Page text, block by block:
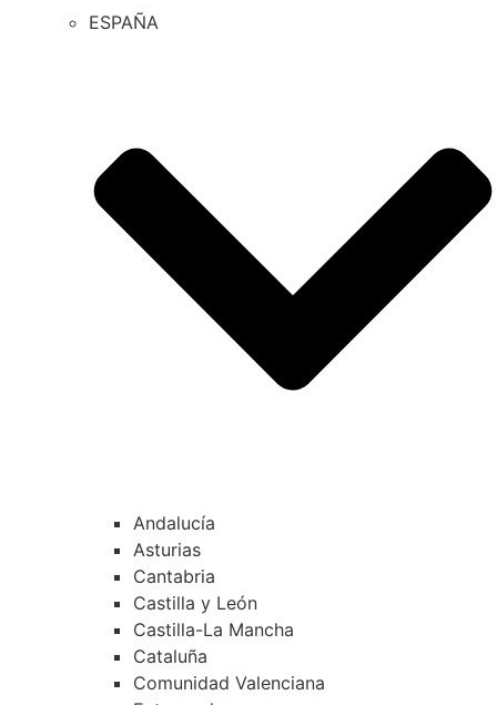
ESPAÑA
Andalucía
Asturias
Cantabria
Castilla y León
Castilla-La Mancha
Cataluña
Comunidad Valenciana